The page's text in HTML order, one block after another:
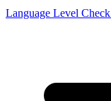
Language Level Check